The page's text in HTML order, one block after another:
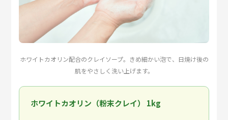
ホワイトカオリン配合のクレイソープ。きめ細かい泡で、日焼け後の
肌をやさしく洗い上げます。
ホワイトカオリン（粉末クレイ） 1kg